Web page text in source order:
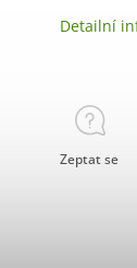
Detailní
Zeptat se